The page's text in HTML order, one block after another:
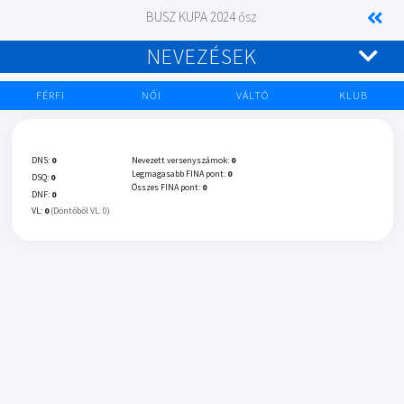
BUSZ KUPA 2024 ősz
NEVEZÉSEK
FÉRFI NŐI VÁLTÓ KLUB
DNS: 0
DSQ: 0
DNF: 0
VL: 0 (Döntőből VL: 0)
Nevezett versenyszámok: 0
Legmagasabb FINA pont: 0
Összes FINA pont: 0